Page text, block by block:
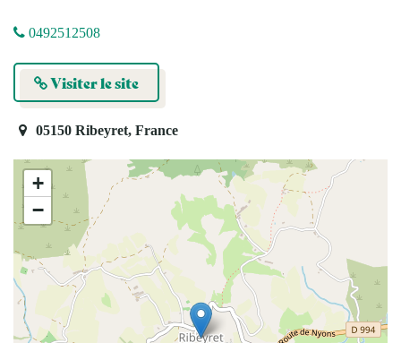
0492512508
Visiter le site
05150 Ribeyret, France
+
−